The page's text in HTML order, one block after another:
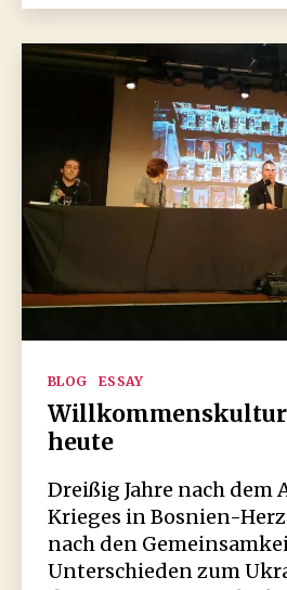
im
literarischen
Erzählen
über
den
Genozid
von
Srebrenica
Kategorien
BLOG ESSAY
Willkommenskultur
heute
Dreißig Jahre nach dem
Krieges in Bosnien-
nach den
Unterschieden zum